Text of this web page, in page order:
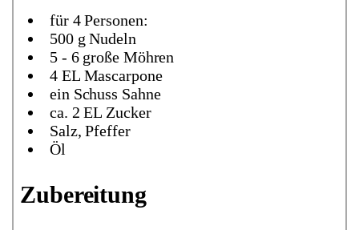
für 4 Personen:
500 g Nudeln
5 - 6 große Möhren
4 EL Mascarpone
ein Schuss Sahne
ca. 2 EL Zucker
Salz, Pfeffer
Öl
Zubereitung